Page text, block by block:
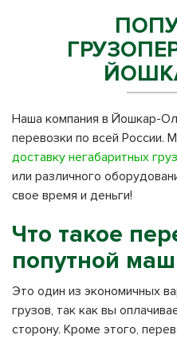
Наша компания в Йошкар-
перевозки по всей России.
доставку негабаритных
или различного
свое время и деньги!
Что такое
попутной
Это один из экономичных
грузов, так как вы
сторону. Кроме этого,